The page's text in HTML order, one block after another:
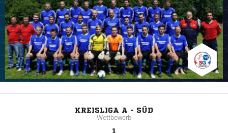
KREISLIGA A - SÜD
Wettbewerb
1